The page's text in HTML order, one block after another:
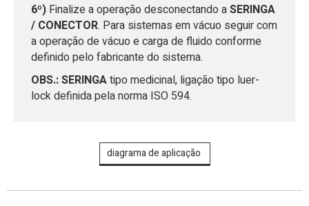
6º) Finalize a operação desconectando aSERINGA
/ CONECTOR. Para sistemas em vácuo seguir com
a operação de vácuo e carga de fluido conforme
definido pelo fabricante do sistema.
OBS.: SERINGAtipo medicinal, ligação tipo luer-
lock definida pela norma ISO 594.
diagrama de aplicação